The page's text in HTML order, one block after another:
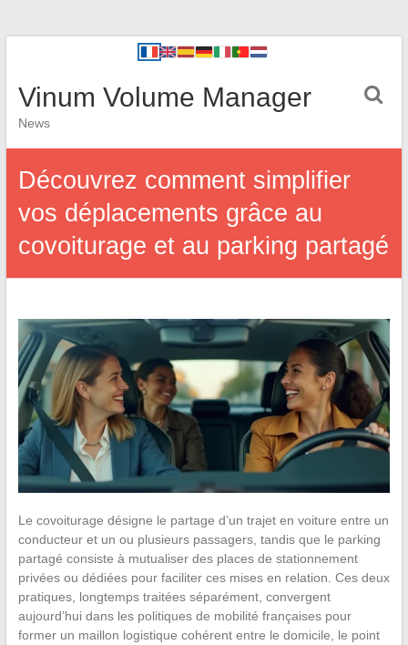
Vinum Volume Manager
News
Découvrez comment simplifier
vos déplacements grâce au
covoiturage et au parking partagé
Le covoiturage désigne le partage d’un trajet en voiture entre un
conducteur et un ou plusieurs passagers, tandis que le parking
partagé consiste à mutualiser des places de stationnement
privées ou dédiées pour faciliter ces mises en relation. Ces deux
pratiques, longtemps traitées séparément, convergent
aujourd’hui dans les politiques de mobilité françaises pour
former un maillon logistique cohérent entre le domicile, le point